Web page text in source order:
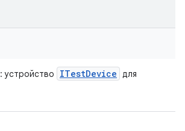
: устройство ITestDevice для